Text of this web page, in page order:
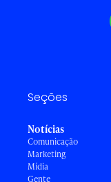
Seções
Notícias
Comunicação
Marketing
Mídia
Gente